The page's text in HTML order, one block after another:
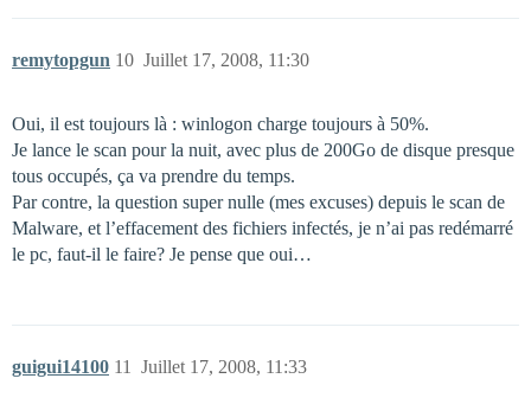
remytopgun Juillet 17, 2008, 11:30
10
Oui, il est toujours là : winlogon charge toujours à 50%.
Je lance le scan pour la nuit, avec plus de 200Go de disque presque
tous occupés, ça va prendre du temps.
Par contre, la question super nulle (mes excuses) depuis le scan de
Malware, et l’effacement des fichiers infectés, je n’ai pas redémarré
le pc, faut-il le faire? Je pense que oui…
guigui14100 Juillet 17, 2008, 11:33
11